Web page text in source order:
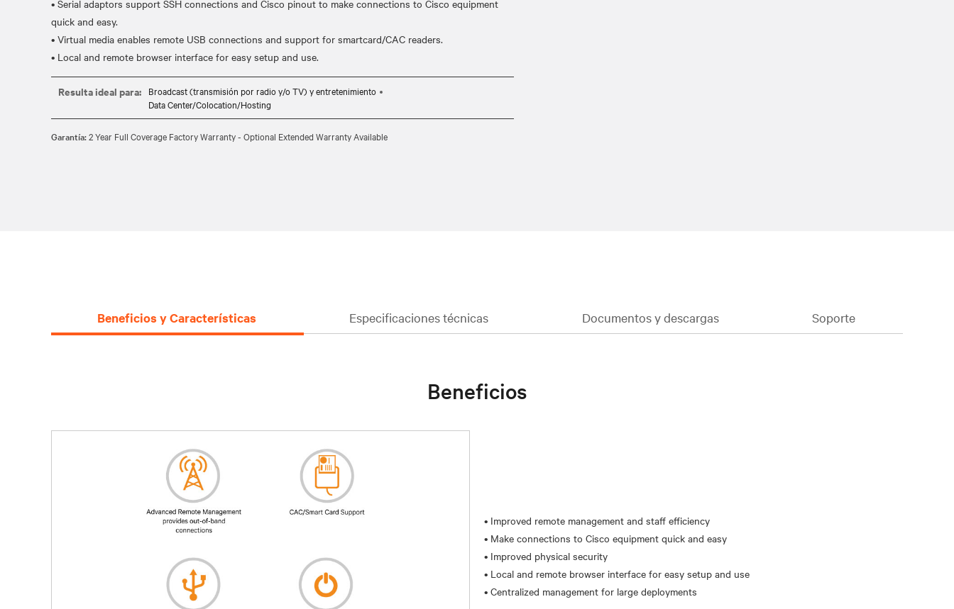
• Serial adaptors support SSH connections and Cisco pinout to make connections to Cisco equipment
quick and easy.
• Virtual media enables remote USB connections and support for smartcard/CAC readers.
Resulta ideal para:
Broadcast (transmisión por radio y/o TV) y entretenimiento
Data Center/Colocation/Hosting
Garantía:2 Year Full Coverage Factory Warranty - Optional Extended Warranty Available
Beneficios y Características Especificaciones técnicas Documentos y descargas Soporte
Beneficios
• Improved remote management and staff efficiency
• Make connections to Cisco equipment quick and easy
• Improved physical security
• Local and remote browser interface for easy setup and use